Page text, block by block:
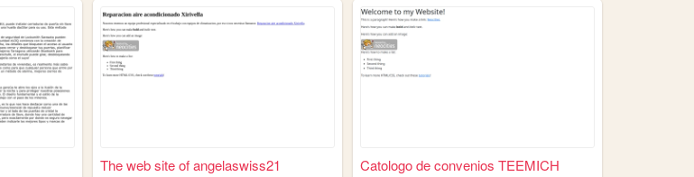
The web site of angelaswiss21 Catologo de convenios TEEMICH